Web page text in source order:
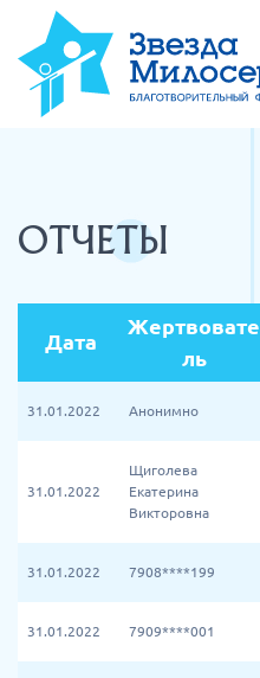
ОТЧЕТЫ
Дата
Жертвовате
ль
31.01.2022 Анонимно
31.01.2022
Щиголева
Екатерина
Викторовна
31.01.2022 7908****199
31.01.2022 7909****001